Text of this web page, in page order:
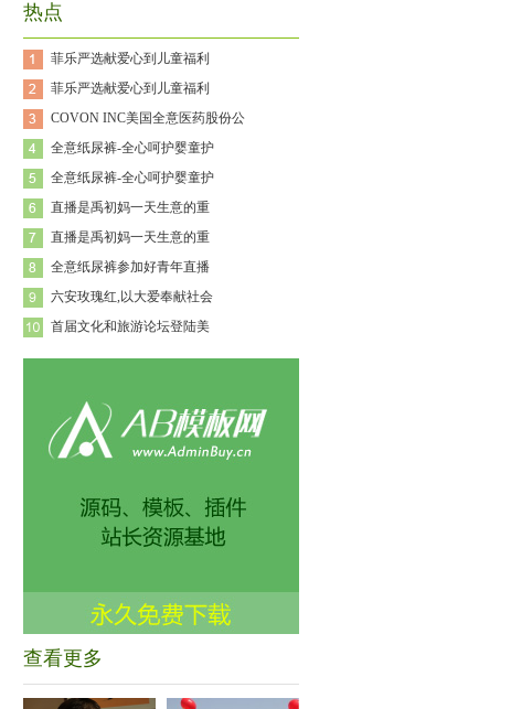
热点
菲乐严选献爱心到儿童福利
菲乐严选献爱心到儿童福利
COVON INC美国全意医药股份公
全意纸尿裤-全心呵护婴童护
全意纸尿裤-全心呵护婴童护
直播是禹初妈一天生意的重
直播是禹初妈一天生意的重
全意纸尿裤参加好青年直播
六安玫瑰红,以大爱奉献社会
首届文化和旅游论坛登陆美
查看更多